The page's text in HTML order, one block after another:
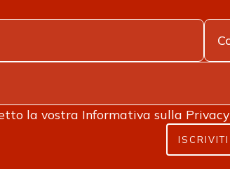
la vostra Informativa sulla Privacy
ISCRIVITI